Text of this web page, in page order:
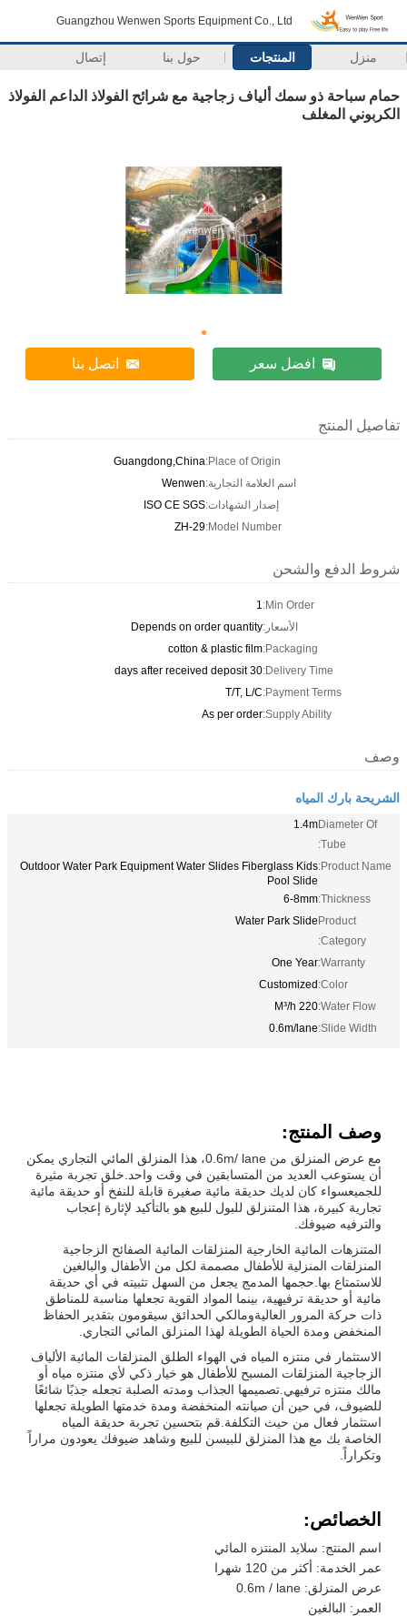
Guangzhou Wenwen Sports Equipment Co., Ltd
منزل المنتجات حول بنا إتصال
حمام سباحة ذو سمك ألياف زجاجية مع شرائح الفولاذ الداعم الفولاذ
الكربوني المغلف
افضل سعر اتصل بنا
تفاصيل المنتج
Place of Origin:
Guangdong,China
اسم العلامة التجارية:Wenwen
إصدار الشهادات:ISO CE SGS
Model Number:
ZH-29
شروط الدفع والشحن
Min Order:
1
الأسعار:Depends on order quantity
Packaging:
cotton & plastic film
Delivery Time:
30 days after received deposit
Payment Terms:
T/T, L/C
Supply Ability:
As per order
وصف
الشريحة بارك المياه
Diameter Of
Tube:
1.4m
Product Name:
Outdoor Water Park Equipment Water Slides Fiberglass Kids
Pool Slide
Thickness:
6-8mm
Product
Category:
Water Park Slide
Warranty:
One Year
Color:
Customized
Water Flow:
220 M³/h
Slide Width:
0.6m/lane
وصف المنتج:
مع عرض المنزلق من 0.6m/ lane، هذا المنزلق المائي التجاري يمكن
أن يستوعب العديد من المتسابقين في وقت واحد.خلق تجربة مثيرة
للجميعسواء كان لديك حديقة مائية صغيرة قابلة للنفخ أو حديقة مائية
تجارية كبيرة، هذا المتنزلق للبول للبيع هو بالتأكيد لإثارة إعجاب
والترفيه ضيوفك.
المتنزهات المائية الخارجية المنزلقات المائية الصفائح الزجاجية
المنزلقات المنزلية للأطفال مصممة لكل من الأطفال والبالغين
للاستمتاع بها.حجمها المدمج يجعل من السهل تثبيته في أي حديقة
مائية أو حديقة ترفيهية، بينما المواد القوية تجعلها مناسبة للمناطق
ذات حركة المرور العاليةومالكي الحدائق سيقومون بتقدير الحفاظ
المنخفض ومدة الحياة الطويلة لهذا المنزلق المائي التجاري.
الاستثمار في منتزه المياه في الهواء الطلق المنزلقات المائية الألياف
الزجاجية المنزلقات المسبح للأطفال هو خيار ذكي لأي منتزه مياه أو
مالك منتزه ترفيهي.تصميمها الجذاب ومدته الصلبة تجعله جذبًا شائعًا
للضيوف، في حين أن صيانته المنخفضة ومدة خدمتها الطويلة تجعلها
استثمار فعال من حيث التكلفة.قم بتحسين تجربة حديقة المياه
الخاصة بك مع هذا المنزلق للبيسن للبيع وشاهد ضيوفك يعودون مراراً
وتكراراً.
الخصائص:
اسم المنتج: سلايد المنتزه المائي
عمر الخدمة: أكثر من 120 شهرا
عرض المنزلق: 0.6m / lane
العمر: البالغين